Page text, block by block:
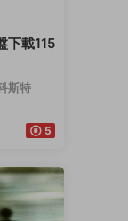
下載115
斯特
5